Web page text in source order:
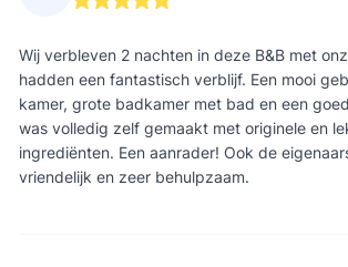
Wij verbleven 2 nachten in deze B&B met
hadden een fantastisch verblijf. Een mooi
kamer, grote badkamer met bad en een
was volledig zelf gemaakt met originele en
ingrediënten. Een aanrader! Ook de
vriendelijk en zeer behulpzaam.